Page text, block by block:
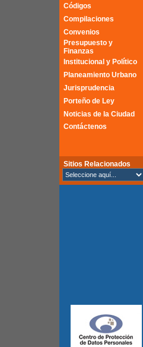
Códigos
Compilaciones
Convenios
Presupuesto y
Finanzas
Institucional y Político
Planeamiento Urbano
Jurisprudencia
Porteño de Ley
Noticias de la Ciudad
Contáctenos
Sitios Relacionados